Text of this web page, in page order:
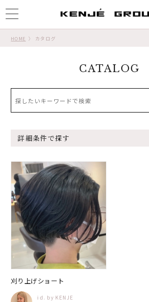
HOME カタログ
CATALOG
詳細条件で探す
刈り上げショート
id. by KENJE